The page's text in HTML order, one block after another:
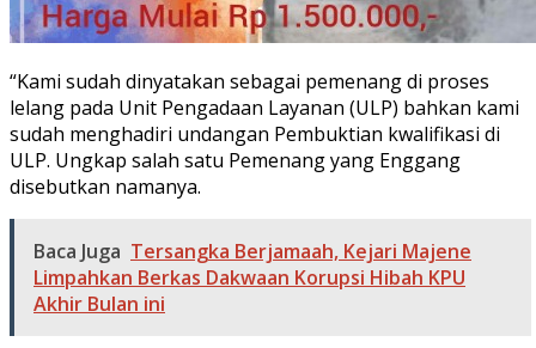
“Kami sudah dinyatakan sebagai pemenang di proses
lelang pada Unit Pengadaan Layanan (ULP) bahkan kami
sudah menghadiri undangan Pembuktian kwalifikasi di
ULP. Ungkap salah satu Pemenang yang Enggang
disebutkan namanya.
Baca Juga Tersangka Berjamaah, Kejari Majene
Limpahkan Berkas Dakwaan Korupsi Hibah KPU
Akhir Bulan ini